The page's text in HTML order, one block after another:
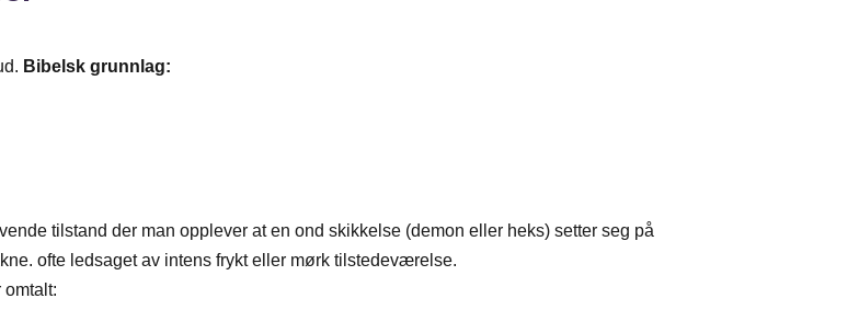
Bibelsk grunnlag:
tilstand der man opplever at en ond skikkelse (demon eller heks) setter seg på
ofte ledsaget av intens frykt eller mørk tilstedeværelse.
omtalt: